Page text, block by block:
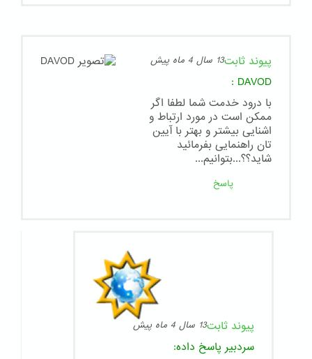
پیوند ثابت13 سال 4 ماه پیش
DAVOD
:
با درود خدمت شما لطفا اگر
ممکن است در مورد ارتباط و
اشنایی بیشتر و بهتر با آیین
تان راهنمایی بفرمائید
شاید؟؟...بتوانیم...
پاسخ
پیوند ثابت13 سال 4 ماه پیش
سردبیر پاسخ داده: